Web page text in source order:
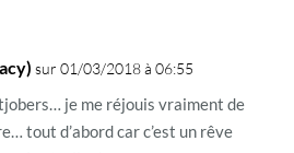
sur 01/03/2018 à 06:55
je me réjouis vraiment de
tout d’abord car c’est un rêve